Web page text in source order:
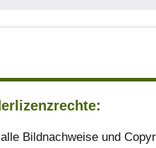
Bildnachweise und